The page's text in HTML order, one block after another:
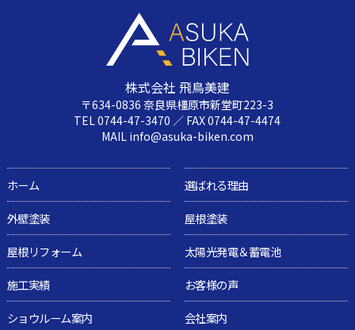
株式会社 飛鳥美建
〒634-0836 奈良県橿原市新堂町223-3
TEL 0744-47-3470 ／ FAX 0744-47-4474
MAIL info@asuka-biken.com
ホーム
選ばれる理由
外壁塗装
屋根塗装
屋根リフォーム
太陽光発電＆蓄電池
施工実績
お客様の声
ショウルーム案内
会社案内